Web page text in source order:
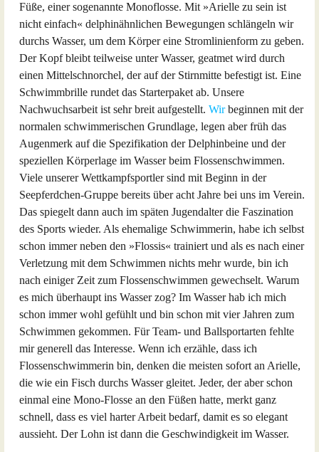
Füße, einer sogenannte Monoflosse. Mit »Arielle zu sein ist
nicht einfach« delphinähnlichen Bewegungen schlängeln wir
durchs Wasser, um dem Körper eine Stromlinienform zu geben.
Der Kopf bleibt teilweise unter Wasser, geatmet wird durch
einen Mittelschnorchel, der auf der Stirnmitte befestigt ist. Eine
Schwimmbrille rundet das Starterpaket ab. Unsere
Nachwuchsarbeit ist sehr breit aufgestellt. Wirbeginnen mit der
normalen schwimmerischen Grundlage, legen aber früh das
Augenmerk auf die Spezifikation der Delphinbeine und der
speziellen Körperlage im Wasser beim Flossenschwimmen.
Viele unserer Wettkampfsportler sind mit Beginn in der
Seepferdchen-Gruppe bereits über acht Jahre bei uns im Verein.
Das spiegelt dann auch im späten Jugendalter die Faszination
des Sports wieder. Als ehemalige Schwimmerin, habe ich selbst
schon immer neben den »Flossis« trainiert und als es nach einer
Verletzung mit dem Schwimmen nichts mehr wurde, bin ich
nach einiger Zeit zum Flossenschwimmen gewechselt. Warum
es mich überhaupt ins Wasser zog? Im Wasser hab ich mich
schon immer wohl gefühlt und bin schon mit vier Jahren zum
Schwimmen gekommen. Für Team- und Ballsportarten fehlte
mir generell das Interesse. Wenn ich erzähle, dass ich
Flossenschwimmerin bin, denken die meisten sofort an Arielle,
die wie ein Fisch durchs Wasser gleitet. Jeder, der aber schon
einmal eine Mono-Flosse an den Füßen hatte, merkt ganz
schnell, dass es viel harter Arbeit bedarf, damit es so elegant
aussieht. Der Lohn ist dann die Geschwindigkeit im Wasser.